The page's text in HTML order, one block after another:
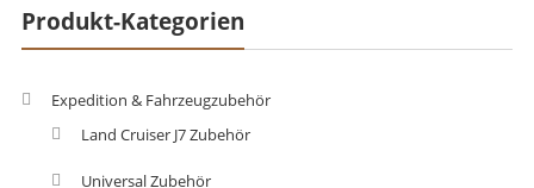
Produkt-Kategorien
Expedition & Fahrzeugzubehör
Land Cruiser J7 Zubehör
Universal Zubehör